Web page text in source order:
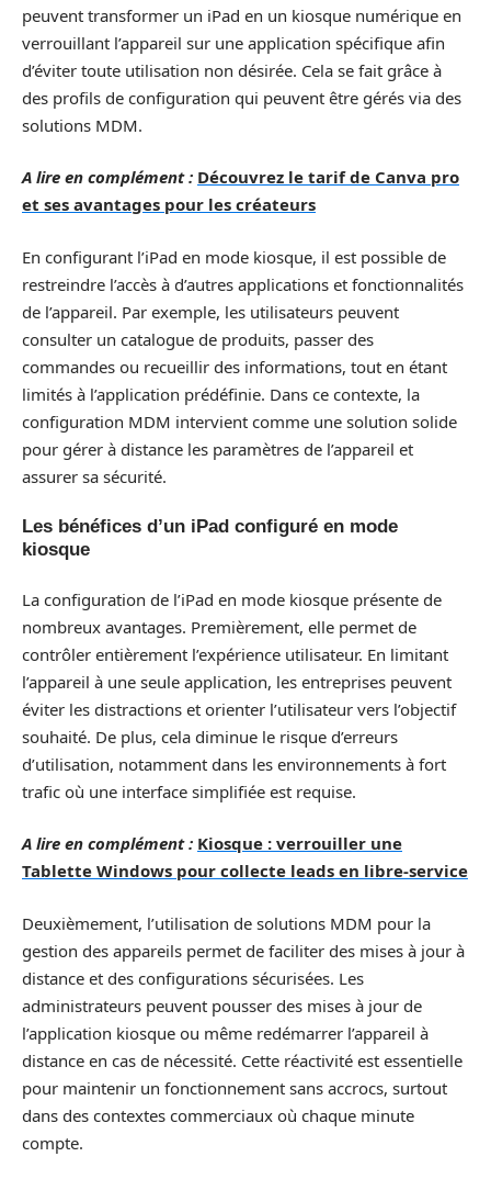
peuvent transformer un iPad en un kiosque numérique en
verrouillant l’appareil sur une application spécifique afin
d’éviter toute utilisation non désirée. Cela se fait grâce à
des profils de configuration qui peuvent être gérés via des
solutions MDM.
A lire en complément : Découvrez le tarif de Canva pro
et ses avantages pour les créateurs
En configurant l’iPad en mode kiosque, il est possible de
restreindre l’accès à d’autres applications et fonctionnalités
de l’appareil. Par exemple, les utilisateurs peuvent
consulter un catalogue de produits, passer des
commandes ou recueillir des informations, tout en étant
limités à l’application prédéfinie. Dans ce contexte, la
configuration MDM intervient comme une solution solide
pour gérer à distance les paramètres de l’appareil et
assurer sa sécurité.
Les bénéfices d’un iPad configuré en mode
kiosque
La configuration de l’iPad en mode kiosque présente de
nombreux avantages. Premièrement, elle permet de
contrôler entièrement l’expérience utilisateur. En limitant
l’appareil à une seule application, les entreprises peuvent
éviter les distractions et orienter l’utilisateur vers l’objectif
souhaité. De plus, cela diminue le risque d’erreurs
d’utilisation, notamment dans les environnements à fort
trafic où une interface simplifiée est requise.
A lire en complément : Kiosque : verrouiller une
Tablette Windows pour collecte leads en libre-service
Deuxièmement, l’utilisation de solutions MDM pour la
gestion des appareils permet de faciliter des mises à jour à
distance et des configurations sécurisées. Les
administrateurs peuvent pousser des mises à jour de
l’application kiosque ou même redémarrer l’appareil à
distance en cas de nécessité. Cette réactivité est essentielle
pour maintenir un fonctionnement sans accrocs, surtout
dans des contextes commerciaux où chaque minute
compte.